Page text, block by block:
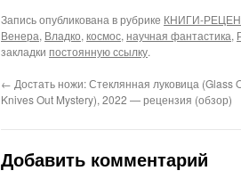
Запись опубликована в рубрике КНИГИ-
Венера, Владко,космос,научная фантастика,
закладки постоянную ссылку.
← Достать ножи: Стеклянная луковица (Glass
Knives Out Mystery), 2022 — рецензия (обзор)
Добавить комментарий